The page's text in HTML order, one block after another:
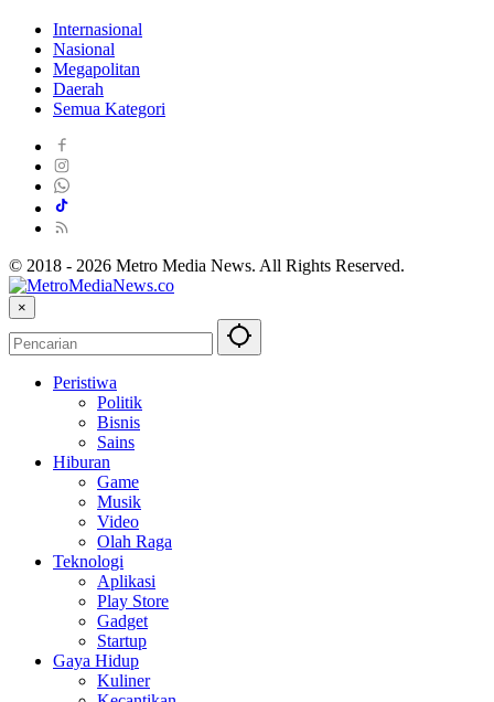
Internasional
Nasional
Megapolitan
Daerah
Semua Kategori
© 2018 - 2026 Metro Media News. All Rights Reserved.
×
Peristiwa
Politik
Bisnis
Sains
Hiburan
Game
Musik
Video
Olah Raga
Teknologi
Aplikasi
Play Store
Gadget
Startup
Gaya Hidup
Kuliner